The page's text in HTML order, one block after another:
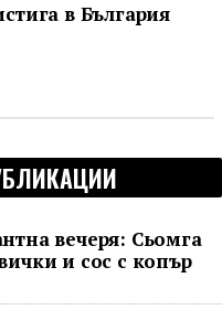
в България
вечеря: Сьомга
и сос с копър